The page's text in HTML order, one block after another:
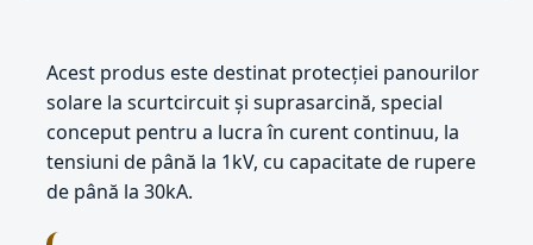
Acest produs este destinat protecției panourilor
solare la scurtcircuit și suprasarcină, special
conceput pentru a lucra în curent continuu, la
tensiuni de până la 1kV, cu capacitate de rupere
de până la 30kA.